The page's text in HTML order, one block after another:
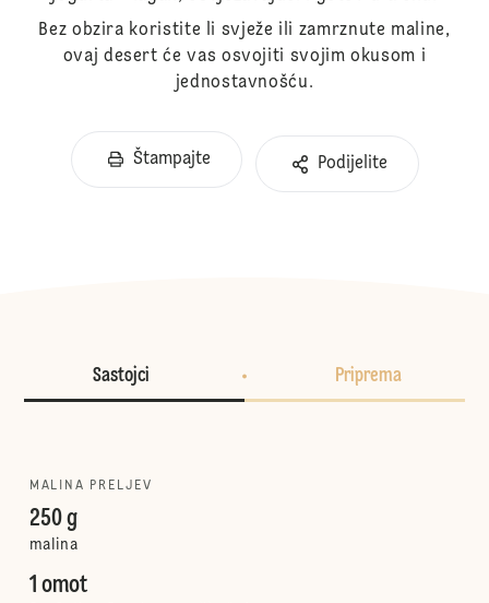
Bez obzira koristite li svježe ili zamrznute maline,
ovaj desert će vas osvojiti svojim okusom i
jednostavnošću.
Štampajte Podijelite
Sastojci Priprema
MALINA PRELJEV
250 g
malina
1 omot